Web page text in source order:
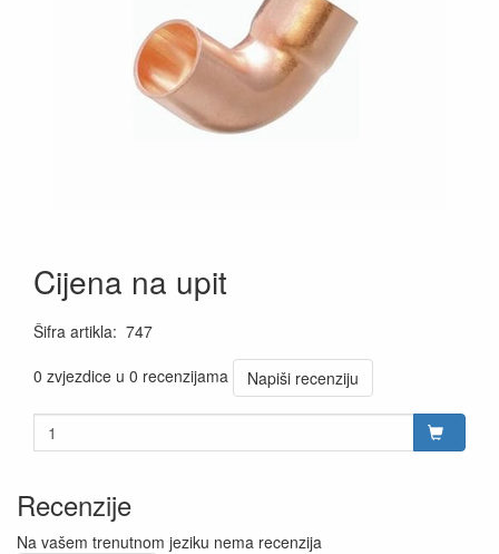
Cijena na upit
Šifra artikla: 747
0 zvjezdice u 0 recenzijama
Napiši recenziju
Recenzije
Na vašem trenutnom jeziku nema recenzija